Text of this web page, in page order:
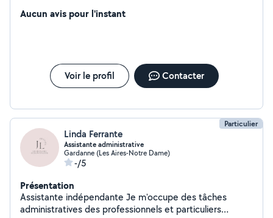
Aucun avis pour l'instant
Voir le profil Contacter
Particulier
Linda Ferrante
Assistante administrative
Gardanne (Les Aires-Notre Dame)
-/5
Présentation
Assistante indépendante Je m'occupe des tâches
administratives des professionnels et particuliers